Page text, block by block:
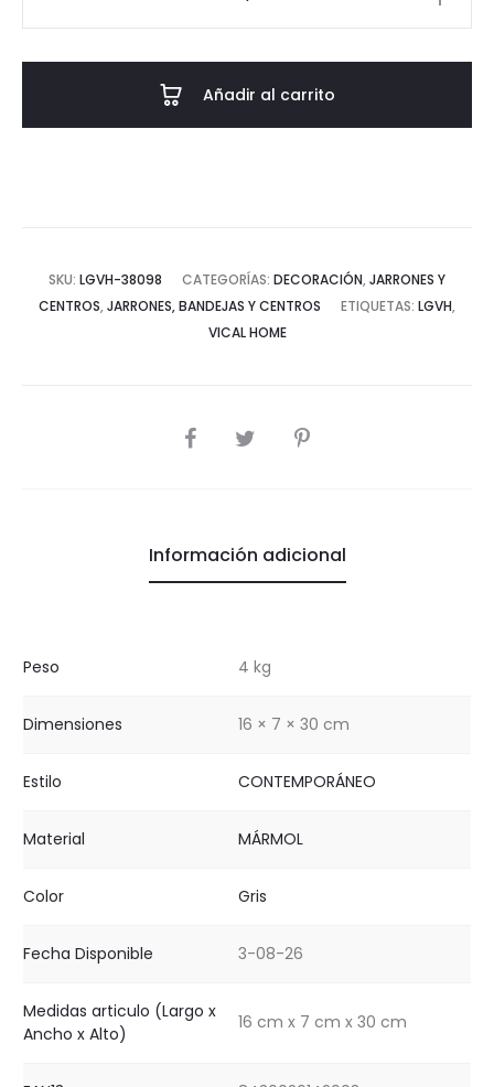
Añadir al carrito
SKU: LGVH-38098 CATEGORÍAS: DECORACIÓN, JARRONES Y
CENTROS, JARRONES, BANDEJAS Y CENTROS ETIQUETAS: LGVH,
VICAL HOME
COMPARTIR
Información adicional
Peso 4 kg
Dimensiones 16 × 7 × 30 cm
Estilo CONTEMPORÁNEO
Material MÁRMOL
Color Gris
Fecha Disponible 3-08-26
Medidas articulo (Largo x
Ancho x Alto)
16 cm x 7 cm x 30 cm